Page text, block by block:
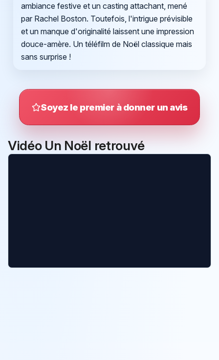
ambiance festive et un casting attachant, mené
par Rachel Boston. Toutefois, l'intrigue prévisible
et un manque d'originalité laissent une impression
douce-amère. Un téléfilm de Noël classique mais
sans surprise !
Soyez le premier à donner un avis
Vidéo Un Noël retrouvé